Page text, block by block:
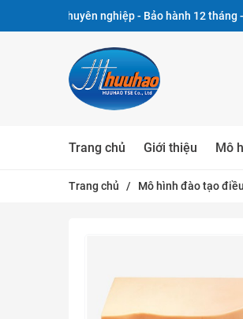
nghiệp - Bảo hành 12 tháng - Hỗ trợ trọn
Trang chủ Giới thiệu Mô
Trang chủ / Mô hình đào tạo